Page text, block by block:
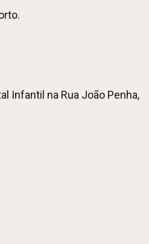
Infantil na Rua João Penha,